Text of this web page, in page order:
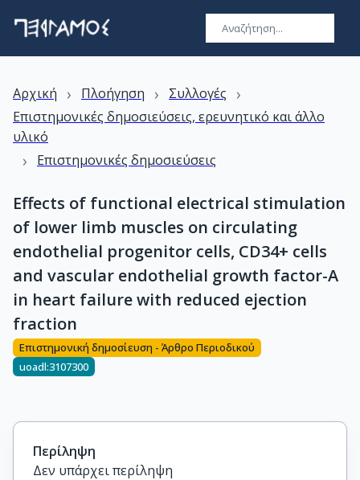
Αρχική › Πλοήγηση › Συλλογές ›
Επιστημονικές δημοσιεύσεις, ερευνητικό και άλλο
υλικό
› Επιστημονικές δημοσιεύσεις
Effects of functional electrical stimulation
of lower limb muscles on circulating
endothelial progenitor cells, CD34+ cells
and vascular endothelial growth factor-A
in heart failure with reduced ejection
fraction
Επιστημονική δημοσίευση - Άρθρο Περιοδικού
uoadl:3107300
Περίληψη
Δεν υπάρχει περίληψη